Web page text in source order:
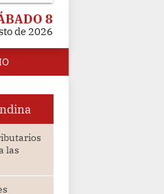
8
de 2026
las